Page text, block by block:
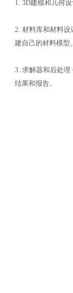
1. 3D建模和几何
2. 材料库和材料设
建自己的材料模型。
3. 求解器和后处理
结果和报告。